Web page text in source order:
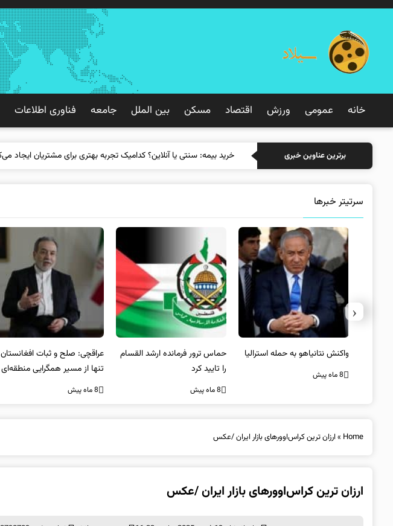
خانه عمومی ورزش اقتصاد مسکن بین الملل جامعه فناوری اطلاعات
برترین عناوین خبری خرید بیمه: سنتی یا آنلاین؟ کدامیک ت
سرتیتر خبرها
واکنش نتانیاهو به حمله استرالیا
8 ماه پیش
حماس ترور فرمانده ارشد القسام
را تایید کرد
8 ماه پیش
عراقچی: صلح و ثبات افغانستان
تنها از مسیر همگرایی منطقه‌ای
محقق می‌شود
8 ماه پیش
‹
Home
» ارزان ترین کراس‌اوورهای بازار ایران /عکس
ارزان ترین کراس‌اوورهای بازار ایران /عکس